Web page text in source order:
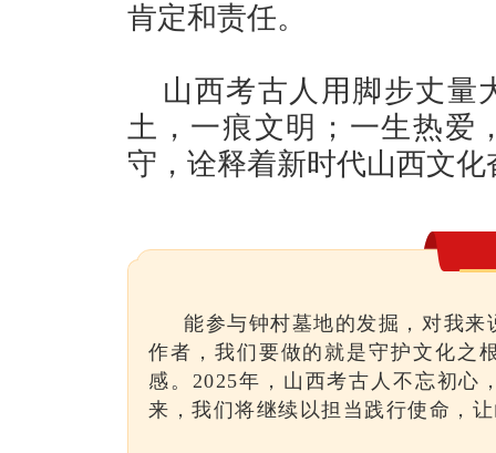
肯定和责任。
山西考古人用脚步丈量
土，一痕文明；一生热爱
守，诠释着新时代山西文
能参与钟村墓地的发掘，对我
作者，我们要做的就是守护文化之
感。2025年，山西考古人不忘初心
来，我们将继续以担当践行使命，